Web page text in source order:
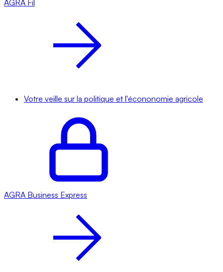
AGRA Fil
Votre veille sur la politique et l'écononomie agricole
AGRA Business Express